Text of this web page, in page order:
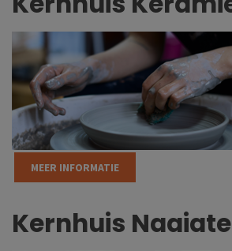
MEER INFORMATIE
Kernhuis